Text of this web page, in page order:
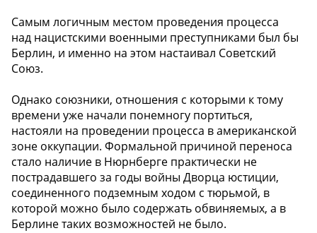
Самым логичным местом проведения процесса
над нацистскими военными преступниками был бы
Берлин, и именно на этом настаивал Советский
Союз.
Однако союзники, отношения с которыми к тому
времени уже начали понемногу портиться,
настояли на проведении процесса в американской
зоне оккупации. Формальной причиной переноса
стало наличие в Нюрнберге практически не
пострадавшего за годы войны Дворца юстиции,
соединенного подземным ходом с тюрьмой, в
которой можно было содержать обвиняемых, а в
Берлине таких возможностей не было.